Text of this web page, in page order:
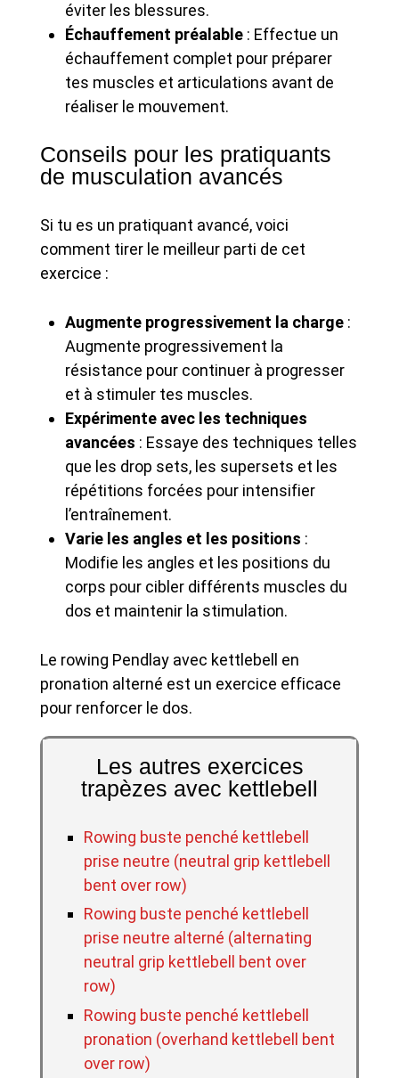
éviter les blessures.
Échauffement préalable : Effectue un
échauffement complet pour préparer
tes muscles et articulations avant de
réaliser le mouvement.
Conseils pour les pratiquants
de musculation avancés
Si tu es un pratiquant avancé, voici
comment tirer le meilleur parti de cet
exercice :
Augmente progressivement la charge :
Augmente progressivement la
résistance pour continuer à progresser
et à stimuler tes muscles.
Expérimente avec les techniques
avancées : Essaye des techniques telles
que les drop sets, les supersets et les
répétitions forcées pour intensifier
l’entraînement.
Varie les angles et les positions :
Modifie les angles et les positions du
corps pour cibler différents muscles du
dos et maintenir la stimulation.
Le rowing Pendlay avec kettlebell en
pronation alterné est un exercice efficace
pour renforcer le dos.
Les autres exercices
trapèzes avec kettlebell
Rowing buste penché kettlebell
prise neutre (neutral grip kettlebell
bent over row)
Rowing buste penché kettlebell
prise neutre alterné (alternating
neutral grip kettlebell bent over
row)
Rowing buste penché kettlebell
pronation (overhand kettlebell bent
over row)